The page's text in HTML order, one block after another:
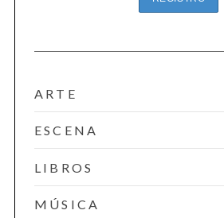
ARTE
ESCENA
LIBROS
MÚSICA